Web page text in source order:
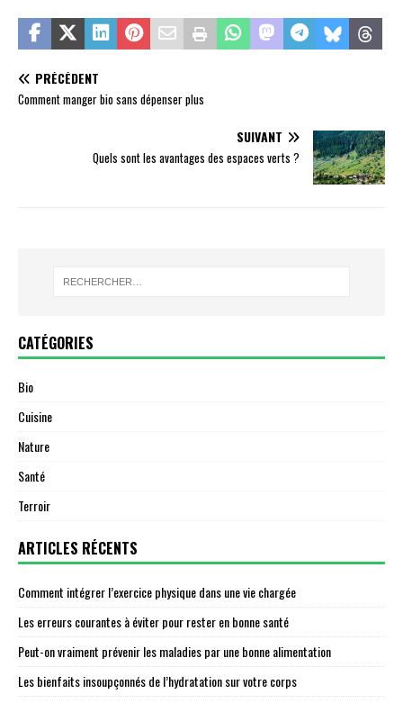
PRÉCÉDENT
Comment manger bio sans dépenser plus
SUIVANT
Quels sont les avantages des espaces verts ?
CATÉGORIES
Bio
Cuisine
Nature
Santé
Terroir
ARTICLES RÉCENTS
Comment intégrer l’exercice physique dans une vie chargée
Les erreurs courantes à éviter pour rester en bonne santé
Peut-on vraiment prévenir les maladies par une bonne alimentation
Les bienfaits insoupçonnés de l’hydratation sur votre corps